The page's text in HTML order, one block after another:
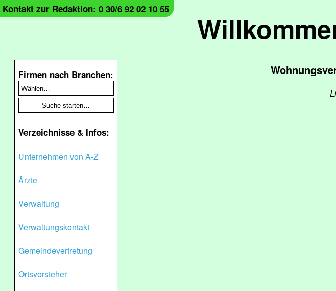
Kontakt zur Redaktion: 0 30/6 92 02 10 55
Firmen nach Branchen:
Verzeichnisse & Infos:
Unternehmen von A-Z
Ärzte
Verwaltung
Verwaltungskontakt
Gemeindevertretung
Ortsvorsteher